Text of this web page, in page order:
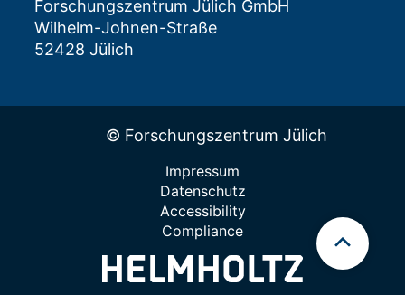
Forschungszentrum Jülich GmbH
Wilhelm-Johnen-Straße
52428 Jülich
© Forschungszentrum Jülich
Impressum
Datenschutz
Accessibility
Compliance